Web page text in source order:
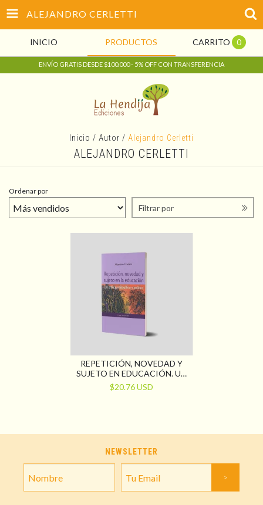
ALEJANDRO CERLETTI
INICIO PRODUCTOS CARRITO 0
ENVÍO GRATIS DESDE $100.000 - 5% OFF CON TRANSFERENCIA
Inicio / Autor / Alejandro Cerletti
ALEJANDRO CERLETTI
Ordenar por
Filtrar por
REPETICIÓN, NOVEDAD Y
SUJETO EN EDUCACIÓN. UN
ENFOQUE FILOSÓFICO Y
POLÍTICO
$20.76 USD
NEWSLETTER